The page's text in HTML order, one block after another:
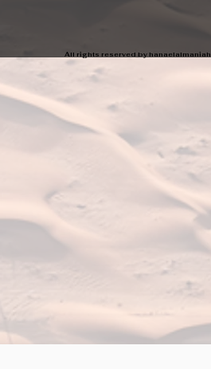
All rights reserved by hanaelalmaniah